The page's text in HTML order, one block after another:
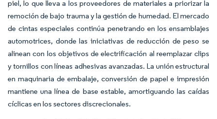
piel, lo que lleva a los proveedores de materiales a priorizar la
remoción de bajo trauma y la gestión de humedad. El mercado
de cintas especiales continúa penetrando en los ensamblajes
automotrices, donde las iniciativas de reducción de peso se
alinean con los objetivos de electrificación al reemplazar clips
y tornillos con líneas adhesivas avanzadas. La unión estructural
en maquinaria de embalaje, conversión de papel e impresión
mantiene una línea de base estable, amortiguando las caídas
cíclicas en los sectores discrecionales.